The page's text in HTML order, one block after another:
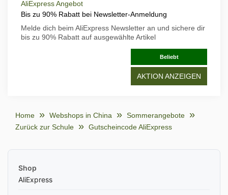
AliExpress Angebot
Bis zu 90% Rabatt bei Newsletter-Anmeldung
Melde dich beim AliExpress Newsletter an und sichere dir
bis zu 90% Rabatt auf ausgewählte Artikel
Beliebt
AKTION ANZEIGEN
Home Webshops in China
Sommerangebote
Zurück zur Schule
Gutscheincode AliExpress
Shop
AliExpress